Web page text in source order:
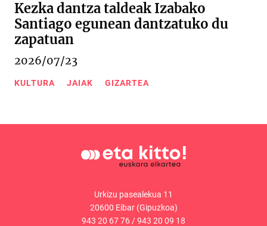
Kezka dantza taldeak Izabako
Santiago egunean dantzatuko du
zapatuan
2026/07/23
KULTURA JAIAK GIZARTEA
Urkizu pasealekua 11
20600 Eibar (Gipuzkoa)
943 20 67 76 /943 20 09 18